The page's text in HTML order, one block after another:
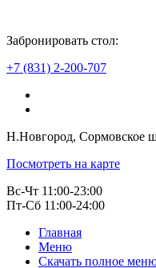
Забронировать стол:
+7 (831) 2-200-707
Н.Новгород, Сормовское
Посмотреть на карте
Вс-Чт 11:00-23:00
Пт-Сб 11:00-24:00
Главная
Меню
Скачать полное